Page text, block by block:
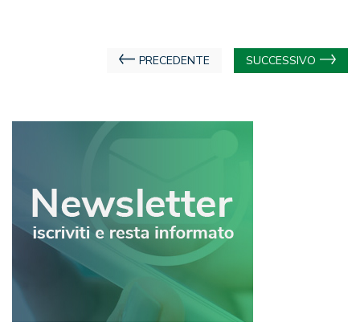
Navigazione
PRECEDENTE SUCCESSIVO